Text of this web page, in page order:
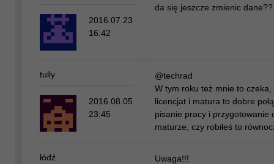
da się jeszcze zmienic dane??
2016.07.23
16:42
@techrad
W tym roku też mnie to
licencjat i matura to dobre
pisanie pracy i przygotowanie
maturze, czy robiłeś to
tully
2016.08.05
23:45
Uwaga!!!
łódź